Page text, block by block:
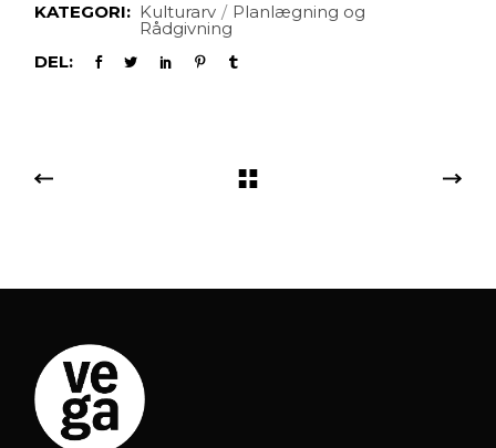
KATEGORI: Kulturarv Planlægning og
Rådgivning
DEL: